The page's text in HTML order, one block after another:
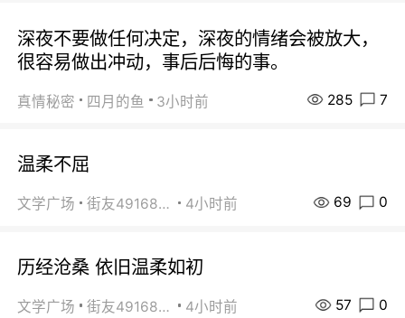
深夜不要做任何决定，深夜的情绪会被放大，
很容易做出冲动，事后后悔的事。
真情秘密 四月的鱼 3小时前 285 7
温柔不屈
文学广场 街友49168527 4小时前 69 0
历经沧桑 依旧温柔如初
文学广场 街友49168527 4小时前 57 0